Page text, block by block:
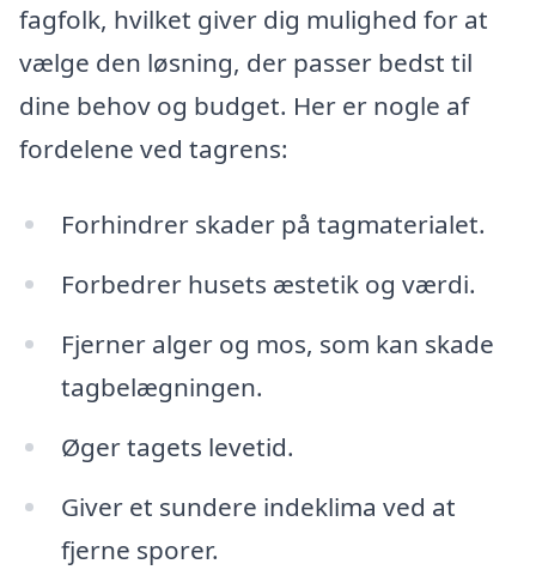
fagfolk, hvilket giver dig mulighed for at
vælge den løsning, der passer bedst til
dine behov og budget. Her er nogle af
fordelene ved tagrens:
Forhindrer skader på tagmaterialet.
Forbedrer husets æstetik og værdi.
Fjerner alger og mos, som kan skade
tagbelægningen.
Øger tagets levetid.
Giver et sundere indeklima ved at
fjerne sporer.